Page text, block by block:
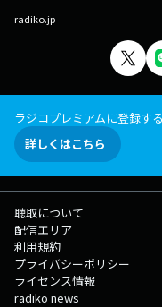
radiko.jp
ラジコプレミアムに登録す
詳しくはこちら
聴取について
配信エリア
利用規約
プライバシーポリシー
ライセンス情報
radiko news